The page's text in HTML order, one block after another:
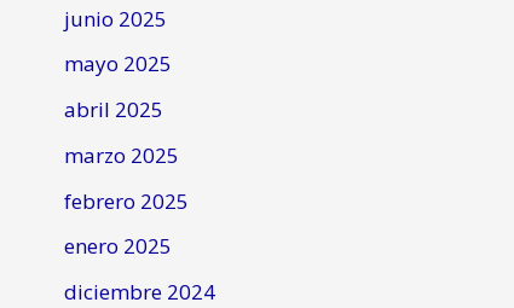
junio 2025
mayo 2025
abril 2025
marzo 2025
febrero 2025
enero 2025
diciembre 2024